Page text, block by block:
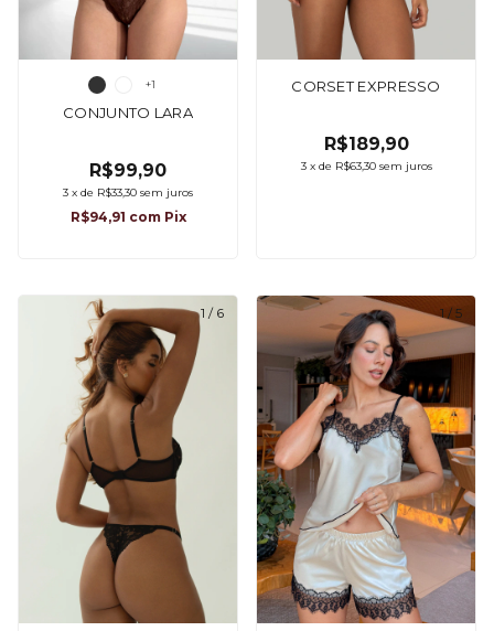
CONJUNTO LARA
R$99,90
3 x de R$33,30 sem juros
R$94,91 com Pix
+1 CORSET EXPRESSO
R$189,90
3 x de R$63,30 sem juros
1 / 6 1 / 5